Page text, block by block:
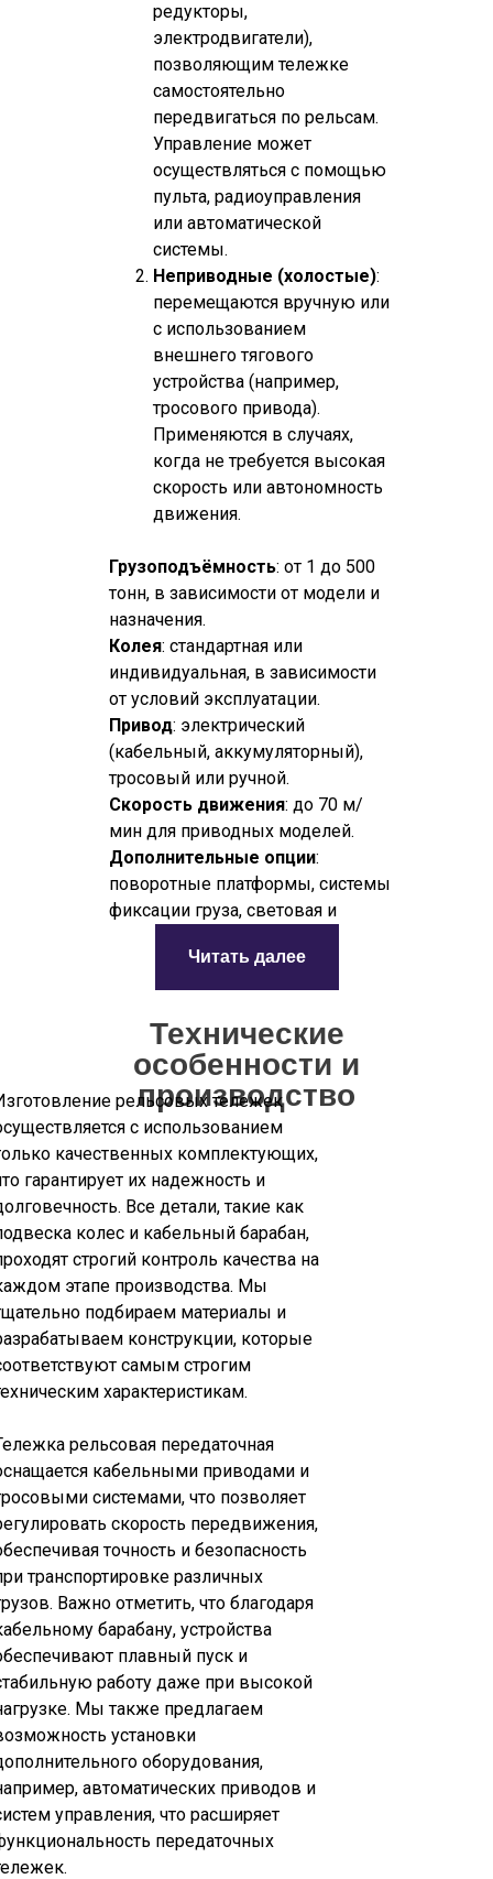
редукторы,
электродвигатели),
позволяющим тележке
самостоятельно
передвигаться по рельсам.
Управление может
осуществляться с помощью
пульта, радиоуправления
или автоматической
системы.​
Неприводные (холостые):
перемещаются вручную или
с использованием
внешнего тягового
устройства (например,
тросового привода).
Применяются в случаях,
когда не требуется высокая
скорость или автономность
движения.
Грузоподъёмность: от 1 до 500
тонн, в зависимости от модели и
назначения.​
Колея: стандартная или
индивидуальная, в зависимости
от условий эксплуатации.​
Привод: электрический
(кабельный, аккумуляторный),
тросовый или ручной.​
Скорость движения: до 70 м/
мин для приводных моделей.​
Дополнительные опции:
поворотные платформы, системы
фиксации груза, световая и
безопасности.Читать далее
Технические
особенности и
производство
рельсовых тележек
с использованием
качественных комплектующих,
гарантирует их надежность и
Все детали, такие как
колес и кабельный барабан,
строгий контроль качества на
этапе производства. Мы
подбираем материалы и
конструкции, которые
самым строгим
характеристикам.
рельсовая передаточная
кабельными приводами и
системами, что позволяет
скорость передвижения,
точность и безопасность
транспортировке различных
Важно отметить, что благодаря
барабану, устройства
плавный пуск и
работу даже при высокой
Мы также предлагаем
установки
оборудования,
автоматических приводов и
управления, что расширяет
передаточных